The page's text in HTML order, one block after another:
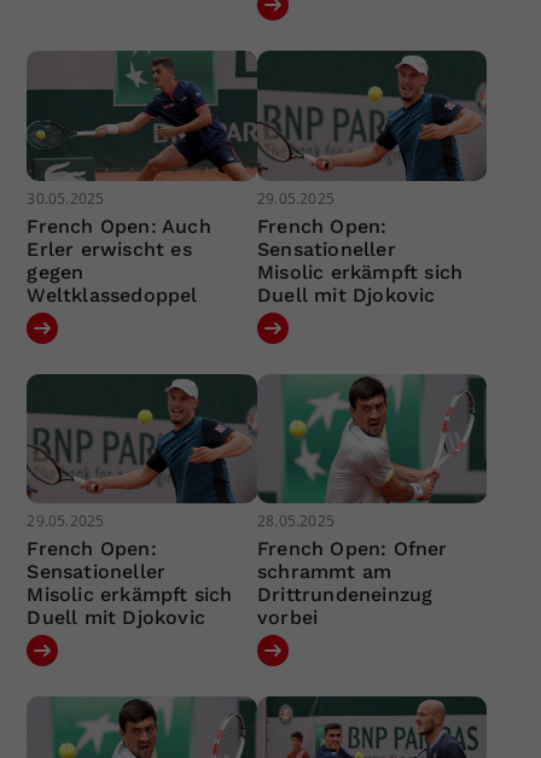
30.05.2025
French Open: Auch
Erler erwischt es
gegen
Weltklassedoppel
29.05.2025
French Open:
Sensationeller
Misolic erkämpft sich
Duell mit Djokovic
29.05.2025
French Open:
Sensationeller
Misolic erkämpft sich
Duell mit Djokovic
28.05.2025
French Open: Ofner
schrammt am
Drittrundeneinzug
vorbei